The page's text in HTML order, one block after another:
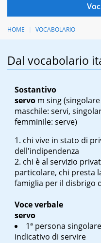
HOME VOCABOLARIO
Dal vocabolario
Sostantivo
servo m sing
maschile: servi,
femminile: serve)
chi vive in stato di
dell'indipendenza
chi è al servizio
particolare, chi presta
famiglia per il disbrigo
Voce verbale
servo
1ª persona
indicativo di servire